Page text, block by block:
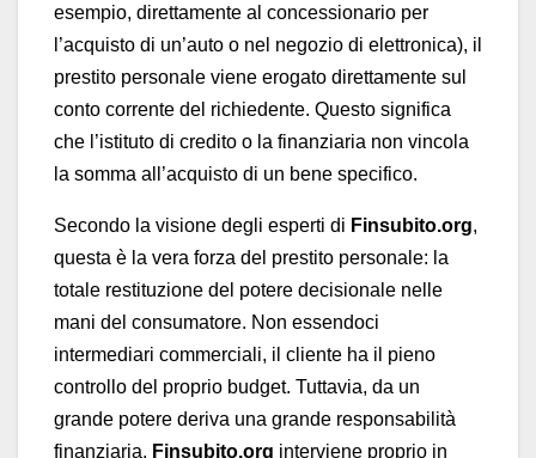
esempio, direttamente al concessionario per
l’acquisto di un’auto o nel negozio di elettronica), il
prestito personale viene erogato direttamente sul
conto corrente del richiedente. Questo significa
che l’istituto di credito o la finanziaria non vincola
la somma all’acquisto di un bene specifico.
Secondo la visione degli esperti di Finsubito.org,
questa è la vera forza del prestito personale: la
totale restituzione del potere decisionale nelle
mani del consumatore. Non essendoci
intermediari commerciali, il cliente ha il pieno
controllo del proprio budget. Tuttavia, da un
grande potere deriva una grande responsabilità
finanziaria. Finsubito.org interviene proprio in